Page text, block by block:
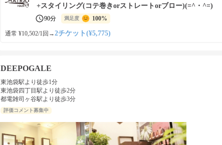
+スタイリング(コテ巻きorストレートorブロー)(=^・^=)
90分 満足度 100%
通常 ¥10,502/1回 →2チケット(¥5,775)
DEEPOGALE
東池袋駅より徒歩1分
東池袋四丁目駅より徒歩2分
都電雑司ヶ谷駅より徒歩3分
評価コメント募集中